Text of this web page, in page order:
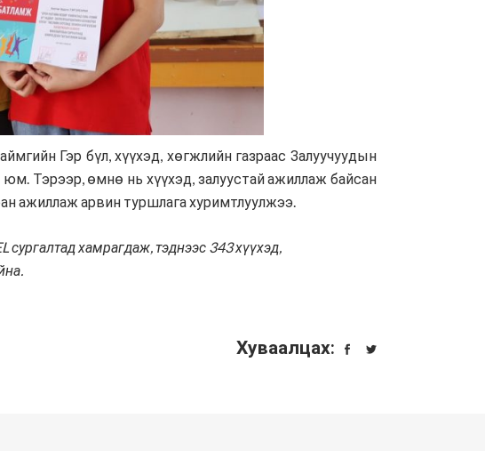
Гэр бүл, хүүхэд, хөгжлийн газраас Залуучуудын
Тэрээр, өмнө нь хүүхэд, залуустай ажиллаж байсан
ажиллаж арвин туршлага хуримтлуулжээ.
хамрагдаж, тэднээс 343 хүүхэд,
Хуваалцах: